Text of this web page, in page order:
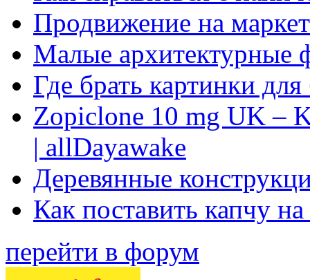
Продвижение на
Малые архитектурные
Где брать картинки
Zopiclone 10 mg UK –
| allDayawake
Деревянные
Как поставить капчу
перейти в форум